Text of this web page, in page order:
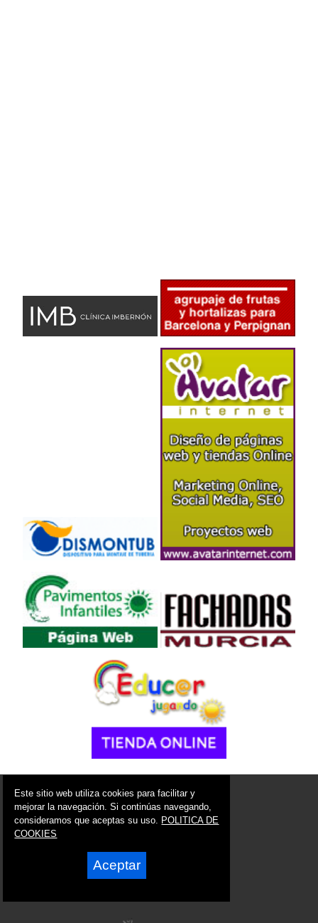
© 2006 - 2026 Portal de Pliego Noticias
info@portaldepliego.es
Síguenos en:
Este sitio web utiliza cookies para facilitar y
mejorar la navegación. Si continúas navegando,
consideramos que aceptas su uso. POLITICA DE
COOKIES
Aceptar